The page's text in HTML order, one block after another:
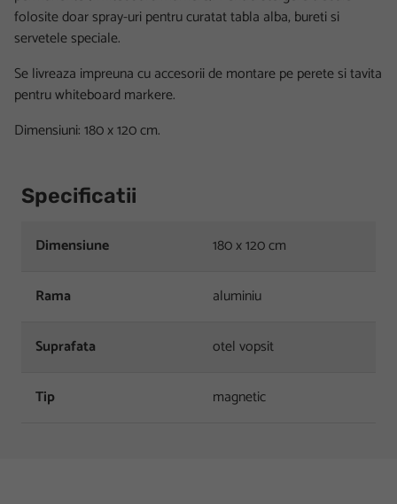
folosite doar spray-uri pentru curatat tabla alba, bureti si
servetele speciale.
Se livreaza impreuna cu accesorii de montare pe perete si tavita
pentru whiteboard markere.
Dimensiuni: 180 x 120 cm.
Specificatii
Dimensiune 180 x 120 cm
Rama aluminiu
Suprafata otel vopsit
Tip magnetic